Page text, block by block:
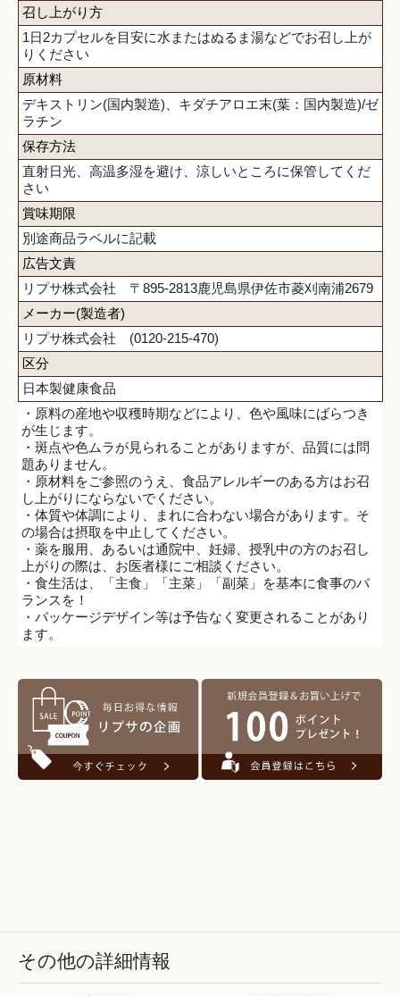
召し上がり方
1日2カプセルを目安に水またはぬるま湯などでお召し上が
りください
原材料
デキストリン(国内製造)、キダチアロエ末(葉：国内製造)/ゼ
ラチン
保存方法
直射日光、高温多湿を避け、涼しいところに保管してくだ
さい
賞味期限
別途商品ラベルに記載
広告文責
リプサ株式会社 〒895-2813鹿児島県伊佐市菱刈南浦2679
メーカー(製造者)
リプサ株式会社 (0120-215-470)
区分
日本製健康食品
・原料の産地や収穫時期などにより、色や風味にばらつき
が生じます。
・斑点や色ムラが見られることがありますが、品質には問
題ありません。
・原材料をご参照のうえ、食品アレルギーのある方はお召
し上がりにならないでください。
・体質や体調により、まれに合わない場合があります。そ
の場合は摂取を中止してください。
・薬を服用、あるいは通院中、妊婦、授乳中の方のお召し
上がりの際は、お医者様にご相談ください。
・食生活は、「主食」「主菜」「副菜」を基本に食事のバ
ランスを！
・パッケージデザイン等は予告なく変更されることがあり
ます。
その他の詳細情報